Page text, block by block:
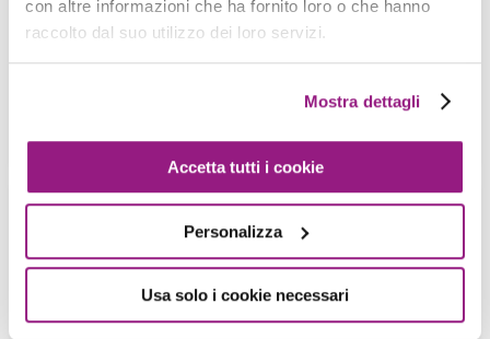
con altre informazioni che ha fornito loro o che hanno
raccolto dal suo utilizzo dei loro servizi.
Mostra dettagli
Accetta tutti i cookie
Personalizza
Usa solo i cookie necessari
scoperta dei segreti e delle best practice del
logging in Python (se […]
Analisi completa di AWS Lambda:
come ottimizzare i picchi e prevenire i